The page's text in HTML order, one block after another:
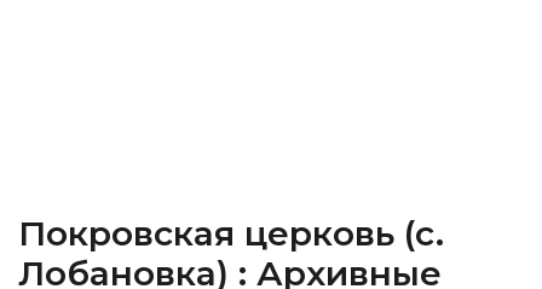
Покровская церковь (c.
Лобановка) : Архивные